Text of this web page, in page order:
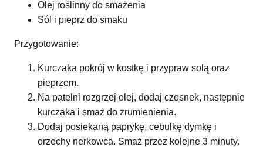
Olej roślinny do smażenia
Sól i pieprz do smaku
Przygotowanie:
Kurczaka pokrój w kostkę i przypraw solą oraz
pieprzem.
Na patelni rozgrzej olej, dodaj czosnek, następnie
kurczaka i smaż do zrumienienia.
Dodaj posiekaną paprykę, cebulkę dymkę i
orzechy nerkowca. Smaż przez kolejne 3 minuty.